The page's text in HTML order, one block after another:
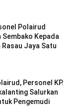
Polairud
Sembako Kepada
Rasau Jaya Satu
Personel KP.
Salurkan
Pengemudi